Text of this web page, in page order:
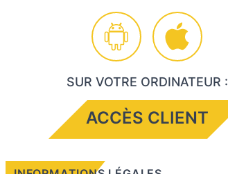
SUR VOTRE ORDINATEUR :
ACCÈS CLIENT